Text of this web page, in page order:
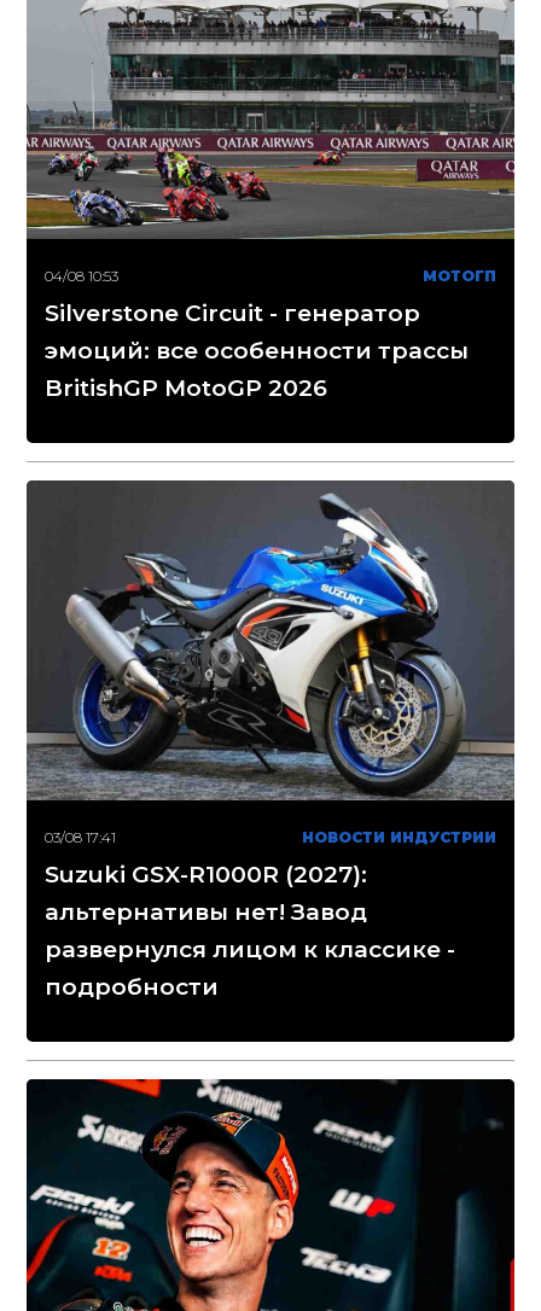
04/08 10:53 МОТОГП
Silverstone Circuit - генератор
эмоций: все особенности трассы
BritishGP MotoGP 2026
03/08 17:41 НОВОСТИ ИНДУСТРИИ
Suzuki GSX-R1000R (2027):
альтернативы нет! Завод
развернулся лицом к классике -
подробности